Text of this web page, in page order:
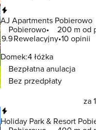
AJ Apartments Pobierowo
Pobierowo
200 m od
9.9Rewelacyjny 10 opinii
Domek:4 łóżka
Bezpłatna anulacja
Bez przedpłaty
za
Holiday Park & Resort